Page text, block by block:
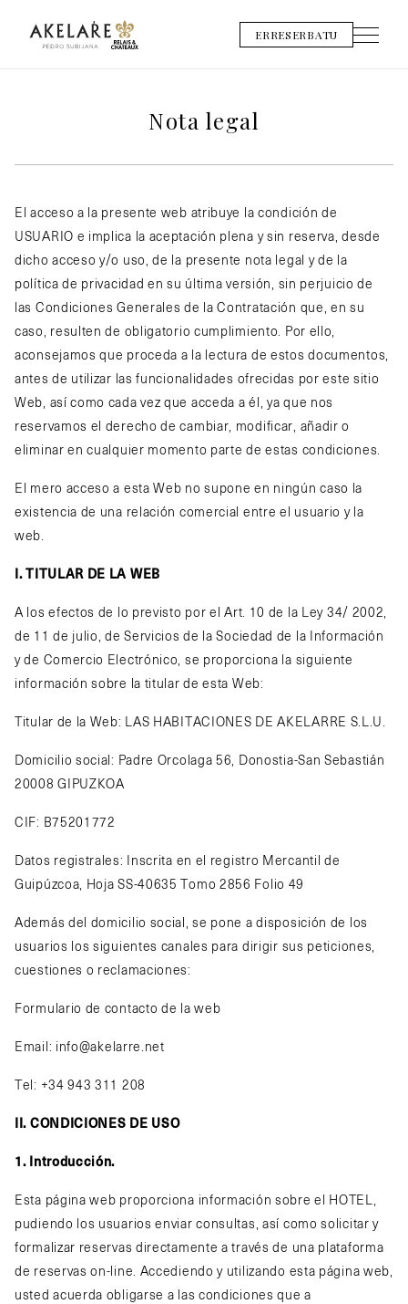
ERRESERBATU
Nota legal
El acceso a la presente web atribuye la condición de
USUARIO e implica la aceptación plena y sin reserva, desde
dicho acceso y/o uso, de la presente nota legal y de la
política de privacidad en su última versión, sin perjuicio de
las Condiciones Generales de la Contratación que, en su
caso, resulten de obligatorio cumplimiento. Por ello,
aconsejamos que proceda a la lectura de estos documentos,
antes de utilizar las funcionalidades ofrecidas por este sitio
Web, así como cada vez que acceda a él, ya que nos
reservamos el derecho de cambiar, modificar, añadir o
eliminar en cualquier momento parte de estas condiciones.
El mero acceso a esta Web no supone en ningún caso la
existencia de una relación comercial entre el usuario y la
web.
I. TITULAR DE LA WEB
A los efectos de lo previsto por el Art. 10 de la Ley 34/ 2002,
de 11 de julio, de Servicios de la Sociedad de la Información
y de Comercio Electrónico, se proporciona la siguiente
información sobre la titular de esta Web:
Titular de la Web: LAS HABITACIONES DE AKELARRE S.L.U.
Domicilio social: Padre Orcolaga 56, Donostia-San Sebastián
20008 GIPUZKOA
CIF: B75201772
Datos registrales: Inscrita en el registro Mercantil de
Guipúzcoa, Hoja SS-40635 Tomo 2856 Folio 49
Además del domicilio social, se pone a disposición de los
usuarios los siguientes canales para dirigir sus peticiones,
cuestiones o reclamaciones:
Formulario de contacto de la web
Email: info@akelarre.net
Tel: +34 943 311 208
II. CONDICIONES DE USO
1. Introducción.
Esta página web proporciona información sobre el HOTEL,
pudiendo los usuarios enviar consultas, así como solicitar y
formalizar reservas directamente a través de una plataforma
de reservas on-line. Accediendo y utilizando esta página web,
usted acuerda obligarse a las condiciones que a